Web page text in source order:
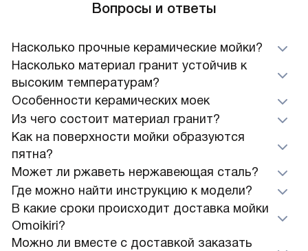
Вопросы и ответы
Насколько прочные керамические мойки?
Насколько материал гранит устойчив к
высоким температурам?
Особенности керамических моек
Из чего состоит материал гранит?
Как на поверхности мойки образуются
пятна?
Может ли ржаветь нержавеющая сталь?
Где можно найти инструкцию к модели?
В какие сроки происходит доставка мойки
Omoikiri?
Можно ли вместе с доставкой заказать